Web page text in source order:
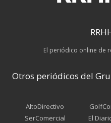
El periódico online de
Otros periódicos del
AltoDirectivo
SerComercial
El